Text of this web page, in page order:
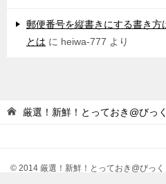
郵便番号を縦書きにする書き
とは に heiwa-777 より
厳選！新鮮！とっておき@びっ
© 2014 厳選！新鮮！とっておき@びっく